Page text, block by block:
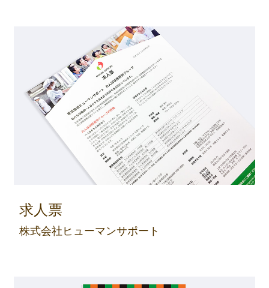
求人票
株式会社ヒューマンサポート